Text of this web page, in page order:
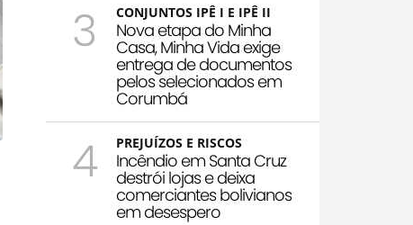
3 CONJUNTOS IPÊ I E IPÊ II
Nova etapa do Minha
Casa, Minha Vida exige
entrega de documentos
pelos selecionados em
Corumbá
4 PREJUÍZOS E RISCOS
Incêndio em Santa Cruz
destrói lojas e deixa
comerciantes bolivianos
em desespero